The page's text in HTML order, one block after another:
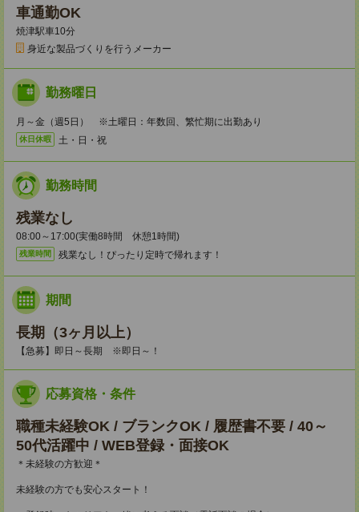
車通勤OK
焼津駅車10分
身近な製品づくりを行うメーカー
勤務曜日
月～金（週5日） ※土曜日：年数回、繁忙期に出勤あり
休日休暇 土・日・祝
勤務時間
残業なし
08:00～17:00(実働8時間 休憩1時間)
残業時間 残業なし！ぴったり定時で帰れます！
期間
長期（3ヶ月以上）
【急募】即日～長期 ※即日～！
応募資格・条件
職種未経験OK / ブランクOK / 履歴書不要 / 40～
50代活躍中 / WEB登録・面接OK
＊未経験の方歓迎＊
未経験の方でも安心スタート！